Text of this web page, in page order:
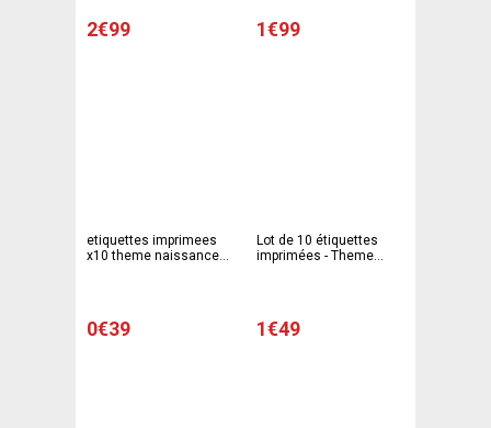
2€99 1€99
etiquettes imprimees
x10 theme naissance
0€39
Lot de 10 étiquettes
imprimées - Theme
1€49